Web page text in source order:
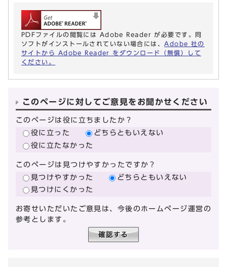
PDFファイルの閲覧には Adobe Reader が必要です。同
ソフトがインストールされていない場合には、 Adobe 社の
サイトから Adobe Reader をダウンロード（無償）して
ください。
このページに対してご意見をお聞かせください
このページは役に立ちましたか？
役に立った
どちらともいえない
役に立たなかった
このページは見つけやすかったですか？
見つけやすかった
どちらともいえない
見つけにくかった
お寄せいただいたご意見は、今後のホームページ運営の
参考とします。